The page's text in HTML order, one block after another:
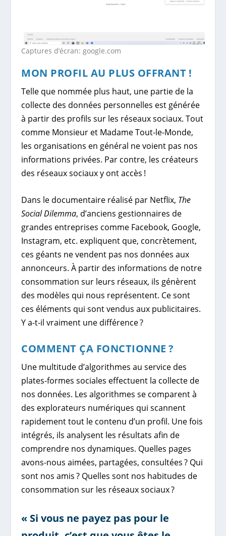
Captures d’écran: google.com
MON PROFIL AU PLUS OFFRANT !
Telle que nommée plus haut, une partie de la
collecte des données personnelles est générée
à partir des profils sur les réseaux sociaux. Tout
comme Monsieur et Madame Tout-le-Monde,
les organisations en général ne voient pas nos
informations privées. Par contre, les créateurs
des réseaux sociaux y ont accès !
Dans le documentaire réalisé par Netflix, The
Social Dilemma, d’anciens gestionnaires de
grandes entreprises comme Facebook, Google,
Instagram, etc. expliquent que, concrètement,
ces géants ne vendent pas nos données aux
annonceurs. À partir des informations de notre
consommation sur leurs réseaux, ils génèrent
des modèles qui nous représentent. Ce sont
ces éléments qui sont vendus aux publicitaires.
Y a-t-il vraiment une différence ?
COMMENT ÇA FONCTIONNE ?
Une multitude d’algorithmes au service des
plates-formes sociales effectuent la collecte de
nos données. Les algorithmes se comparent à
des explorateurs numériques qui scannent
rapidement tout le contenu d’un profil. Une fois
intégrés, ils analysent les résultats afin de
comprendre nos dynamiques. Quelles pages
avons-nous aimées, partagées, consultées ? Qui
sont nos amis ? Quelles sont nos habitudes de
consommation sur les réseaux sociaux ?
« Si vous ne payez pas pour le